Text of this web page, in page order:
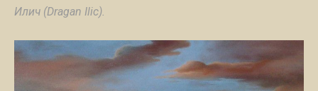
Илич (Dragan Ilic).